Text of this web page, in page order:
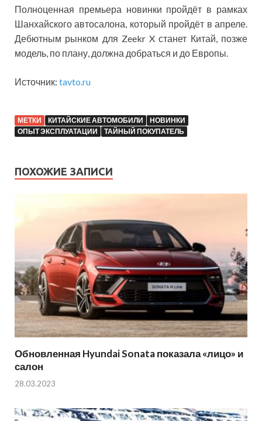
Полноценная премьера новинки пройдёт в рамках
Шанхайского автосалона, который пройдёт в апреле.
Дебютным рынком для Zeekr X станет Китай, позже
модель, по плану, должна добраться и до Европы.
Источник: tavto.ru
МЕТКИ КИТАЙСКИЕ АВТОМОБИЛИ
НОВИНКИ
ОПЫТ ЭКСПЛУАТАЦИИ
ТАЙНЫЙ ПОКУПАТЕЛЬ
ПОХОЖИЕ ЗАПИСИ
Обновленная Hyundai Sonata показала «лицо» и
салон
28.03.2023